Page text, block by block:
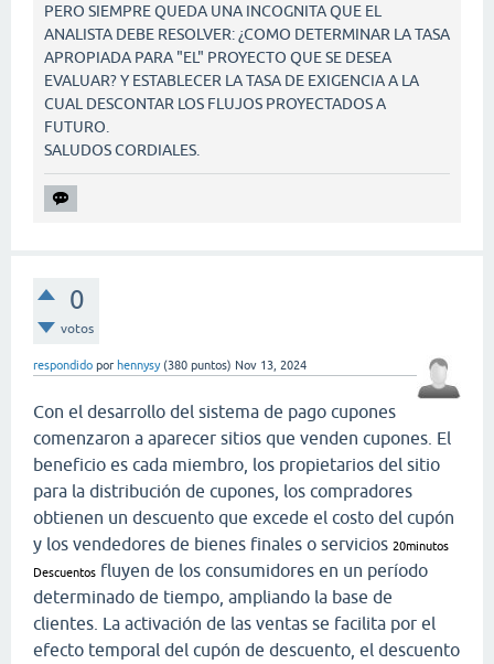
PERO SIEMPRE QUEDA UNA INCOGNITA QUE EL
ANALISTA DEBE RESOLVER: ¿COMO DETERMINAR LA TASA
APROPIADA PARA "EL" PROYECTO QUE SE DESEA
EVALUAR? Y ESTABLECER LA TASA DE EXIGENCIA A LA
CUAL DESCONTAR LOS FLUJOS PROYECTADOS A
FUTURO.
SALUDOS CORDIALES.
0
votos
respondido por hennysy (380 puntos) Nov 13, 2024
Con el desarrollo del sistema de pago cupones
comenzaron a aparecer sitios que venden cupones. El
beneficio es cada miembro, los propietarios del sitio
para la distribución de cupones, los compradores
obtienen un descuento que excede el costo del cupón
y los vendedores de bienes finales o servicios 20minutos
Descuentos fluyen de los consumidores en un período
determinado de tiempo, ampliando la base de
clientes. La activación de las ventas se facilita por el
efecto temporal del cupón de descuento, el descuento